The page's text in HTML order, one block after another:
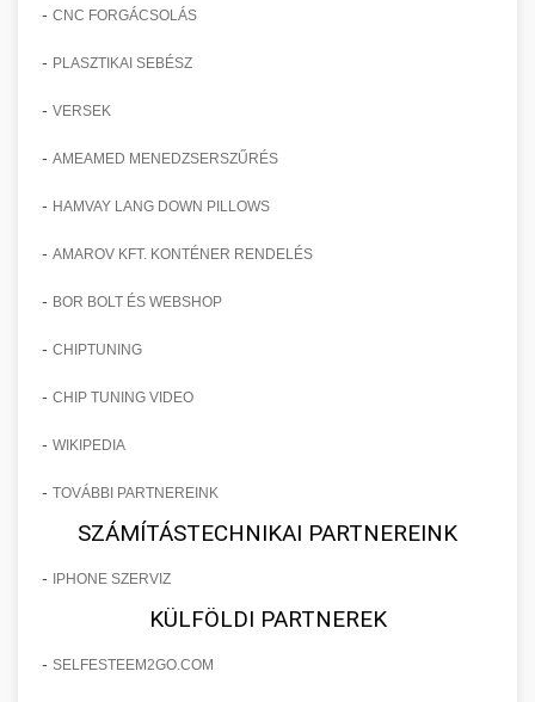
- CNC FORGÁCSOLÁS
- PLASZTIKAI SEBÉSZ
- VERSEK
- AMEAMED MENEDZSERSZŰRÉS
- HAMVAY LANG DOWN PILLOWS
- AMAROV KFT. KONTÉNER RENDELÉS
- BOR BOLT ÉS WEBSHOP
- CHIPTUNING
- CHIP TUNING VIDEO
- WIKIPEDIA
- TOVÁBBI PARTNEREINK
SZÁMÍTÁSTECHNIKAI PARTNEREINK
- IPHONE SZERVIZ
KÜLFÖLDI PARTNEREK
- SELFESTEEM2GO.COM